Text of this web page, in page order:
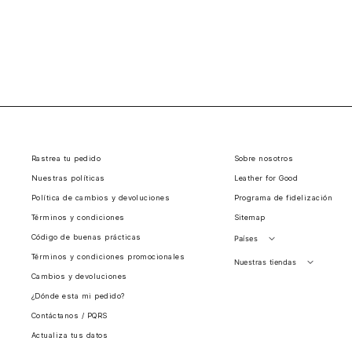
Rastrea tu pedido
Nuestras políticas
Política de cambios y devoluciones
Términos y condiciones
Código de buenas prácticas
Términos y condiciones promocionales
Cambios y devoluciones
¿Dónde esta mi pedido?
Contáctanos / PQRS
Actualiza tus datos
Sobre nosotros
Leather for Good
Programa de fidelización
Sitemap
Países
Perú
Nuestras tiendas